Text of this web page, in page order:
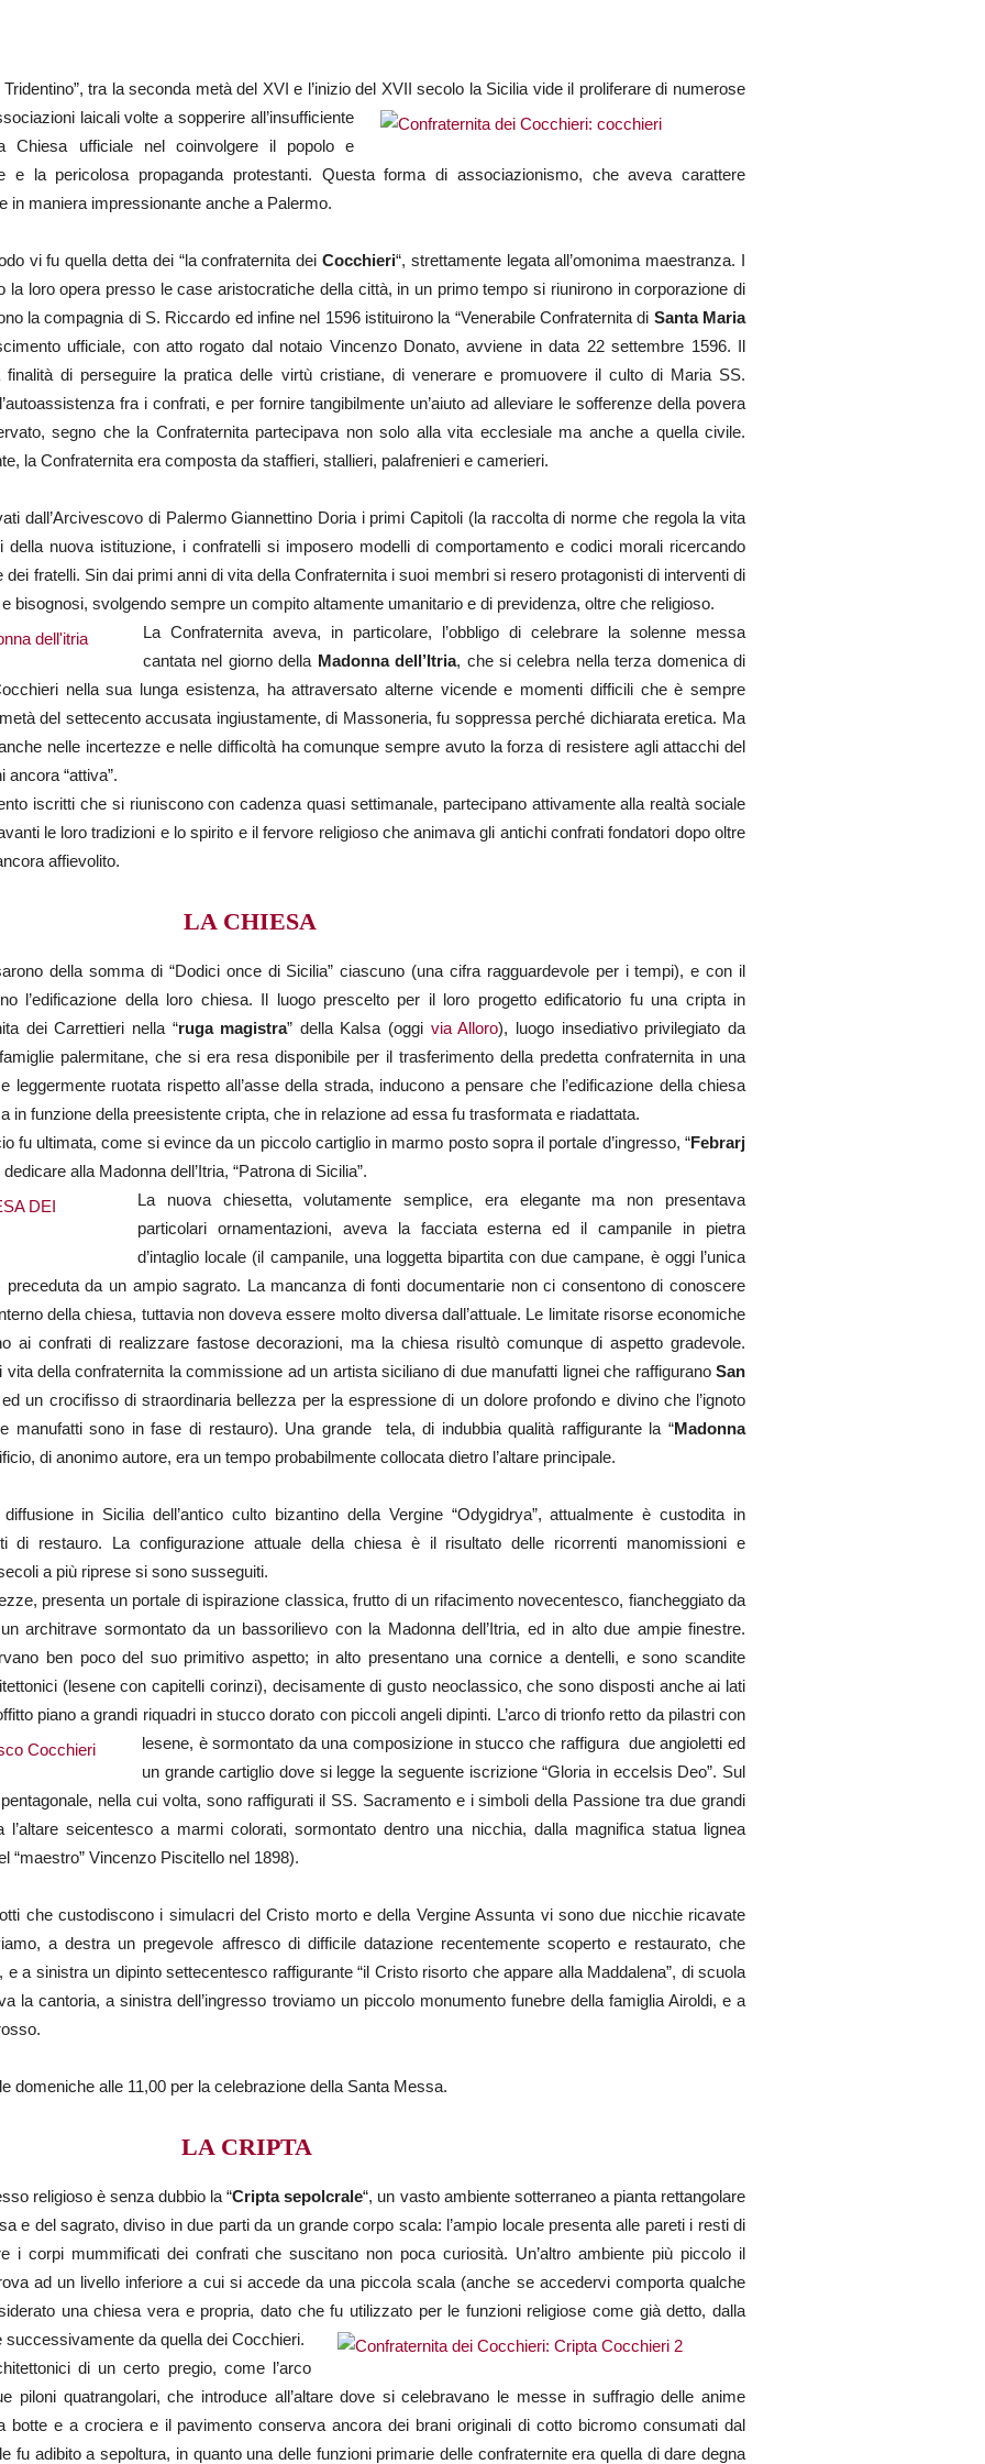
tra la seconda metà del XVI e l’inizio del XVII secolo la Sicilia vide il proliferare di numerose
laicali volte a sopperire all’insufficiente
Chiesa ufficiale nel coinvolgere il popolo e
e la pericolosa propaganda protestanti. Questa forma di associazionismo, che aveva carattere
in maniera impressionante anche a Palermo.
vi fu quella detta dei “la confraternita dei Cocchieri“, strettamente legata all’omonima maestranza. I
la loro opera presso le case aristocratiche della città, in un primo tempo si riunirono in corporazione di
la compagnia di S. Riccardo ed infine nel 1596 istituirono la “Venerabile Confraternita di Santa Maria
ufficiale, con atto rogato dal notaio Vincenzo Donato, avviene in data 22 settembre 1596. Il
di perseguire la pratica delle virtù cristiane, di venerare e promuovere il culto di Maria SS.
fra i confrati, e per fornire tangibilmente un’aiuto ad alleviare le sofferenze della povera
segno che la Confraternita partecipava non solo alla vita ecclesiale ma anche a quella civile.
la Confraternita era composta da staffieri, stallieri, palafrenieri e camerieri.
dall’Arcivescovo di Palermo Giannettino Doria i primi Capitoli (la raccolta di norme che regola la vita
della nuova istituzione, i confratelli si imposero modelli di comportamento e codici morali ricercando
fratelli. Sin dai primi anni di vita della Confraternita i suoi membri si resero protagonisti di interventi di
bisognosi, svolgendo sempre un compito altamente umanitario e di previdenza, oltre che religioso.
La Confraternita aveva, in particolare, l’obbligo di celebrare la solenne messa
cantata nel giorno della Madonna dell’Itria, che si celebra nella terza domenica di
nella sua lunga esistenza, ha attraversato alterne vicende e momenti difficili che è sempre
del settecento accusata ingiustamente, di Massoneria, fu soppressa perché dichiarata eretica. Ma
nelle incertezze e nelle difficoltà ha comunque sempre avuto la forza di resistere agli attacchi del
“attiva”.
iscritti che si riuniscono con cadenza quasi settimanale, partecipano attivamente alla realtà sociale
le loro tradizioni e lo spirito e il fervore religioso che animava gli antichi confrati fondatori dopo oltre
affievolito.
LA CHIESA
della somma di “Dodici once di Sicilia” ciascuno (una cifra ragguardevole per i tempi), e con il
l’edificazione della loro chiesa. Il luogo prescelto per il loro progetto edificatorio fu una cripta in
dei Carrettieri nella “ruga magistra” della Kalsa (oggi via Alloro), luogo insediativo privilegiato da
palermitane, che si era resa disponibile per il trasferimento della predetta confraternita in una
leggermente ruotata rispetto all’asse della strada, inducono a pensare che l’edificazione della chiesa
in funzione della preesistente cripta, che in relazione ad essa fu trasformata e riadattata.
fu ultimata, come si evince da un piccolo cartiglio in marmo posto sopra il portale d’ingresso, “Febrarj
alla Madonna dell’Itria, “Patrona di Sicilia”.
La nuova chiesetta, volutamente semplice, era elegante ma non presentava
particolari ornamentazioni, aveva la facciata esterna ed il campanile in pietra
d’intaglio locale (il campanile, una loggetta bipartita con due campane, è oggi l’unica
preceduta da un ampio sagrato. La mancanza di fonti documentarie non ci consentono di conoscere
della chiesa, tuttavia non doveva essere molto diversa dall’attuale. Le limitate risorse economiche
ai confrati di realizzare fastose decorazioni, ma la chiesa risultò comunque di aspetto gradevole.
della confraternita la commissione ad un artista siciliano di due manufatti lignei che raffigurano San
un crocifisso di straordinaria bellezza per la espressione di un dolore profondo e divino che l’ignoto
manufatti sono in fase di restauro). Una grande tela, di indubbia qualità raffigurante la “Madonna
di anonimo autore, era un tempo probabilmente collocata dietro l’altare principale.
in Sicilia dell’antico culto bizantino della Vergine “Odygidrya”, attualmente è custodita in
di restauro. La configurazione attuale della chiesa è il risultato delle ricorrenti manomissioni e
a più riprese si sono susseguiti.
presenta un portale di ispirazione classica, frutto di un rifacimento novecentesco, fiancheggiato da
architrave sormontato da un bassorilievo con la Madonna dell’Itria, ed in alto due ampie finestre.
ben poco del suo primitivo aspetto; in alto presentano una cornice a dentelli, e sono scandite
(lesene con capitelli corinzi), decisamente di gusto neoclassico, che sono disposti anche ai lati
piano a grandi riquadri in stucco dorato con piccoli angeli dipinti. L’arco di trionfo retto da pilastri con
lesene, è sormontato da una composizione in stucco che raffigura due angioletti ed
un grande cartiglio dove si legge la seguente iscrizione “Gloria in eccelsis Deo”. Sul
nella cui volta, sono raffigurati il SS. Sacramento e i simboli della Passione tra due grandi
seicentesco a marmi colorati, sormontato dentro una nicchia, dalla magnifica statua lignea
“maestro” Vincenzo Piscitello nel 1898).
che custodiscono i simulacri del Cristo morto e della Vergine Assunta vi sono due nicchie ricavate
a destra un pregevole affresco di difficile datazione recentemente scoperto e restaurato, che
e a sinistra un dipinto settecentesco raffigurante “il Cristo risorto che appare alla Maddalena”, di scuola
la cantoria, a sinistra dell’ingresso troviamo un piccolo monumento funebre della famiglia Airoldi, e a
domeniche alle 11,00 per la celebrazione della Santa Messa.
LA CRIPTA
religioso è senza dubbio la “Cripta sepolcrale“, un vasto ambiente sotterraneo a pianta rettangolare
e del sagrato, diviso in due parti da un grande corpo scala: l’ampio locale presenta alle pareti i resti di
i corpi mummificati dei confrati che suscitano non poca curiosità. Un’altro ambiente più piccolo il
ad un livello inferiore a cui si accede da una piccola scala (anche se accedervi comporta qualche
una chiesa vera e propria, dato che fu utilizzato per le funzioni religiose come già detto, dalla
da quella dei Cocchieri.
di un certo pregio, come l’arco
piloni quatrangolari, che introduce all’altare dove si celebravano le messe in suffragio delle anime
botte e a crociera e il pavimento conserva ancora dei brani originali di cotto bicromo consumati dal
fu adibito a sepoltura, in quanto una delle funzioni primarie delle confraternite era quella di dare degna